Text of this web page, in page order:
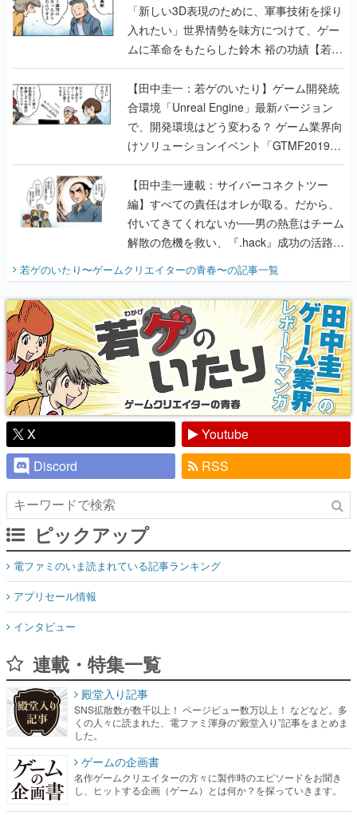
「新しい3D表現のために、軍事技術を採り
入れたい」世界情勢を味方につけて、ゲー
ムに革命をもたらした鈴木 裕の功績【若ゲ
のいたり】
【田中圭一：若ゲのいたり】ゲーム開発統
合環境「Unreal Engine」最新バージョン
で、開発環境はどう変わる？ ゲーム業界向
けソリューションイベント「GTMF2019」
に行って、より理解を深めよう【PR】
【田中圭一連載：サイバーコネクトツー
編】すべての責任はオレが取る。だから、
付いてきてくれないか──男の熱意はチーム
解散の危機を救い、『.hack』成功の活路を
『少年ジャンプ』色だった【若ゲのいた
り】
若ゲのいたり〜ゲームクリエイターの青春〜の記事一覧
X
Youtube
Discord
RSS
ピックアップ
電ファミのいま読まれている記事ランキング
アプリセール情報
インタビュー
連載・特集一覧
殿堂入り記事
SNS拡散数が数千以上！ ページビュー数万以上！ などなど。多
くの人々に読まれた、電ファミ渾身の“殿堂入り”記事をまとめま
した。
ゲームの企画書
名作ゲームクリエイターの方々に製作時のエピソードをお聞き
し、ヒットする企画（ゲーム）とは何か？を探っていきます。